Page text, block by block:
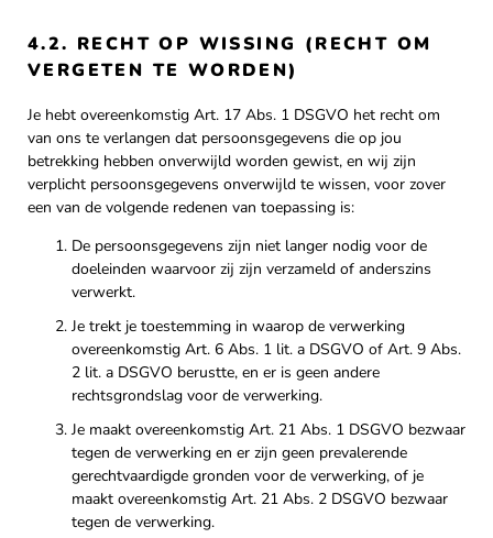
4.2. RECHT OP WISSING (RECHT OM
VERGETEN TE WORDEN)
Je hebt overeenkomstig Art. 17 Abs. 1 DSGVO het recht om
van ons te verlangen dat persoonsgegevens die op jou
betrekking hebben onverwijld worden gewist, en wij zijn
verplicht persoonsgegevens onverwijld te wissen, voor zover
een van de volgende redenen van toepassing is:
De persoonsgegevens zijn niet langer nodig voor de
doeleinden waarvoor zij zijn verzameld of anderszins
verwerkt.
Je trekt je toestemming in waarop de verwerking
overeenkomstig Art. 6 Abs. 1 lit. a DSGVO of Art. 9 Abs.
2 lit. a DSGVO berustte, en er is geen andere
rechtsgrondslag voor de verwerking.
Je maakt overeenkomstig Art. 21 Abs. 1 DSGVO bezwaar
tegen de verwerking en er zijn geen prevalerende
gerechtvaardigde gronden voor de verwerking, of je
maakt overeenkomstig Art. 21 Abs. 2 DSGVO bezwaar
tegen de verwerking.